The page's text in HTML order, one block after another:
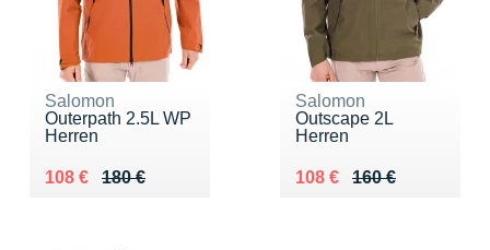
Salomon
Outerpath 2.5L WP
Herren
180 €
Au lieu de 180 €
108 €
Vendu 108 €
Salomon
Outscape 2L
Herren
160 €
Au lieu de 160 €
108 €
Vendu 108 €